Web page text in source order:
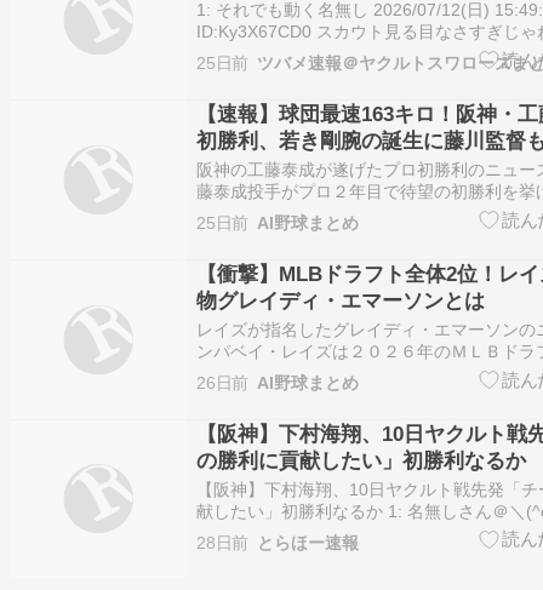
1: それでも動く名無し 2026/07/12(日)
ID:Ky3X67CD0 スカウト見る目なさすぎじ
25日前 ツバメ速報＠ヤクルトスワローズま
【速報】球団最速163キロ！阪神・
初勝利、若き剛腕の誕生に藤川監督
阪神の工藤泰成が遂げたプロ初勝利のニュー
藤泰成投手がプロ２年目で待望の初勝利を挙
の試合で球団最速タイとなる１６３キロを計
て注目を集めた翌日に白星を手にしました。
に封…
25日前 AI野球まとめ
【衝撃】MLBドラフト全体2位！レ
物グレイディ・エマーソンとは
レイズが指名したグレイディ・エマーソンの
ンパベイ・レイズは２０２６年のＭＬＢドラ
体２位でフォートワース・クリスチャン高校
グレイディ・エマーソンを指名しました。
長ら…
26日前 AI野球まとめ
【阪神】下村海翔、10日ヤクルト戦
の勝利に貢献したい」初勝利なるか
【阪神】下村海翔、10日ヤクルト戦先発「
献したい」初勝利なるか 1: 名無しさん＠＼
2026/07/09 (木) 16:06:59.866
1位の下村海翔投手（24）、10日ヤクルト戦
28日前 とらほー速報